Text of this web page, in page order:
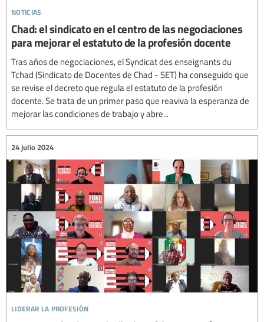
noticias
Chad: el sindicato en el centro de las negociaciones
para mejorar el estatuto de la profesión docente
Tras años de negociaciones, el Syndicat des enseignants du
Tchad (Sindicato de Docentes de Chad - SET) ha conseguido que
se revise el decreto que regula el estatuto de la profesión
docente. Se trata de un primer paso que reaviva la esperanza de
mejorar las condiciones de trabajo y abre...
liderar la profesión
24 julio 2024